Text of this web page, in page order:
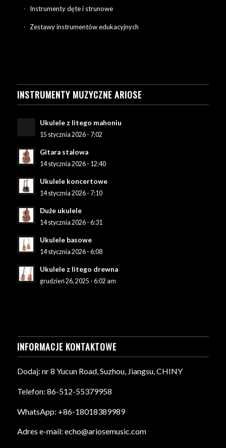
Instrumenty dęte i strunowe
Zestawy instrumentów edukacyjnych
INSTRUMENTY MUZYCZNE ARIOSE
Ukulele z litego mahoniu
15 stycznia 2026 - 7:02
Gitara stalowa
14 stycznia 2026 - 12:40
Ukulele koncertowe
14 stycznia 2026 - 7:10
Duże ukulele
14 stycznia 2026 - 6:31
Ukulele basowe
14 stycznia 2026 - 6:08
Ukulele z litego drewna
grudzień 26, 2025 - 6:02 am
INFORMACJE KONTAKTOWE
Dodaj: nr 8 Yucun Road, Suzhou, Jiangsu, CHINY
Telefon: 86-512-55379958
WhatsApp: +86-18018389989
Adres e-mail: echo@ariosemusic.com